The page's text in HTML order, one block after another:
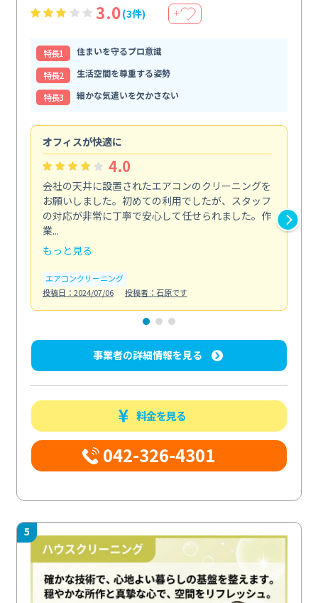
3.0(3件) ＋
特⻑1
住まいを守るプロ意識
特⻑2
生活空間を尊重する姿勢
特⻑3
細かな気遣いを欠かさない
オフィスが快適に
4.0
会社の天井に設置されたエアコンのクリーニングを
お願いしました。初めての利用でしたが、スタッフ
の対応が非常に丁寧で安心して任せられました。作
業...
もっと見る
エアコンクリーニング
投稿日：2024/07/06
投稿者：石原です
事業者の詳細情報を見る
料金を見る
042-326-4301
5